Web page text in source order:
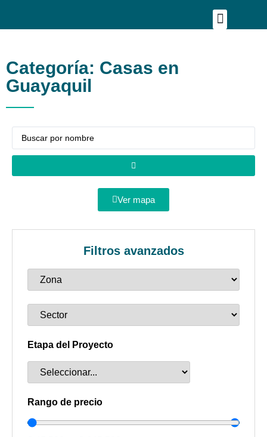
Categoría: Casas en
Guayaquil
Ver mapa
Filtros avanzados
Etapa del Proyecto
Rango de precio